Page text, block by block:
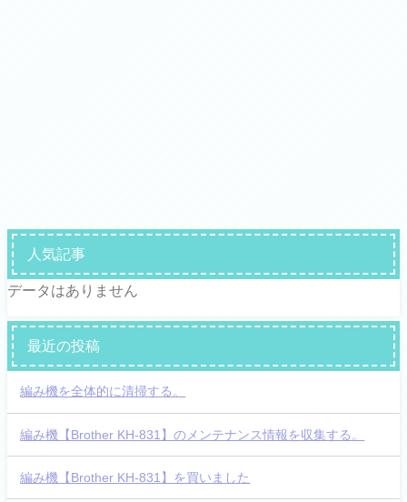
人気記事
データはありません
最近の投稿
編み機を全体的に清掃する。
編み機【Brother KH-831】のメンテナンス情報を収集する。
編み機【Brother KH-831】を買いました